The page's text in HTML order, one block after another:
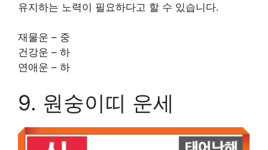
유지하는 노력이 필요하다고 할 수 있습니다.
재물운 – 중
건강운 – 하
연애운 – 하
9. 원숭이띠 운세